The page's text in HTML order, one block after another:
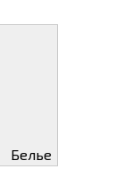
Белье